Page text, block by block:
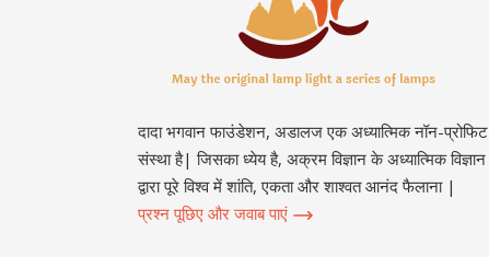
दादा भगवान फाउंडेशन, अडालज एक अध्यात्मिक नॉन-प्रोफिट
संस्था है| जिसका ध्येय है, अक्रम विज्ञान के अध्यात्मिक विज्ञान
द्वारा पूरे विश्व में शांति, एकता और शाश्वत आनंद फैलाना |
प्रश्न पूछिए और जवाब पाएं